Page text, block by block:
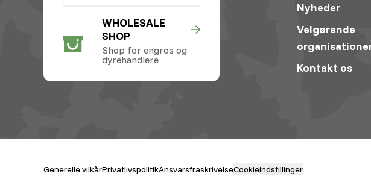
WHOLESALE
SHOP
Shop for engros og
dyrehandlere
Nyheder
Velgørende
Kontakt os
Generelle vilkårPrivatlivspolitikAnsvarsfraskrivelseCookieindstillinger